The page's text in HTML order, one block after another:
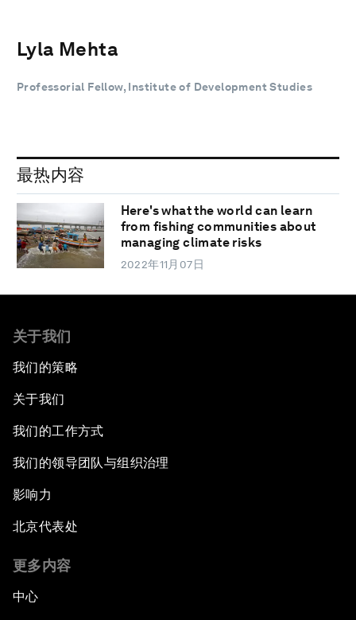
Lyla Mehta
Professorial Fellow, Institute of Development Studies
最热内容
Here's what the world can learn
from fishing communities about
managing climate risks
2022年11月07日
关于我们
我们的策略
关于我们
我们的工作方式
我们的领导团队与组织治理
影响力
北京代表处
更多内容
中心